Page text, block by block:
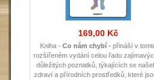
169,00 Kč
Kniha -Co nám chybí - přináší v
rozšířeném vydání celou řadu
důležitých poznatků, týkajících se
zdraví a přírodních prostředků, které